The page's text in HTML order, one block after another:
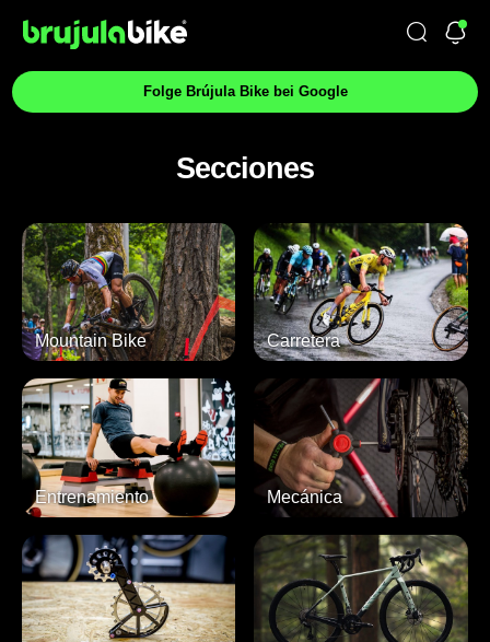
Folge Brújula Bike bei Google
Secciones
Mountain Bike Carretera
Entrenamiento Mecánica